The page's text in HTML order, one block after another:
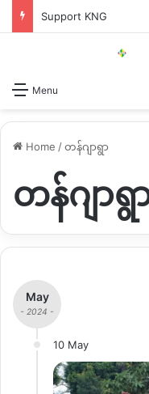
Support KNG
Menu
Home /တန်ဂျာရွာ
တန်ဂျာရွ
May
- 2024 -
10 May